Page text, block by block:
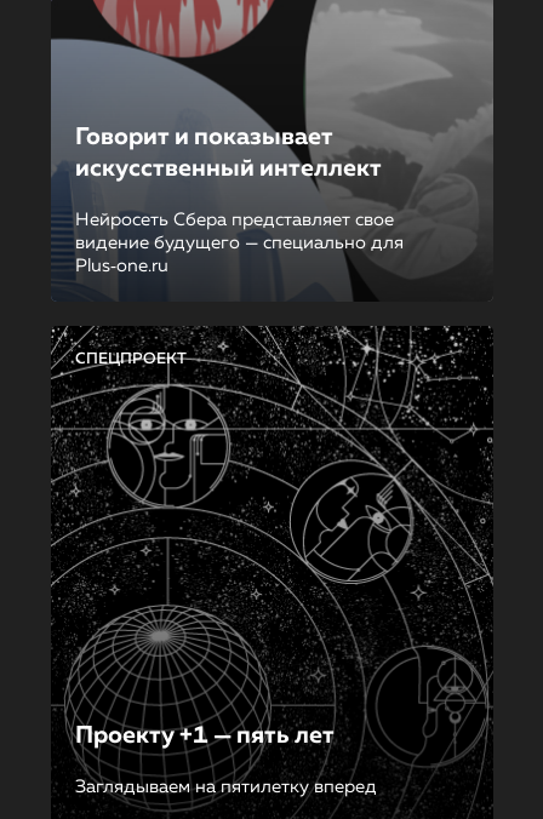
Говорит и показывает
искусственный интеллект
Нейросеть Сбера представляет свое
видение будущего — специально для
Plus‑one.ru
СПЕЦПРОЕКТ
Проекту +1 — пять лет
Заглядываем на пятилетку вперед